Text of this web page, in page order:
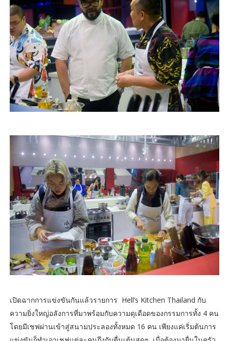
เปิดฉากการแข่งขันกันแล้วรายการ Hell’s Kitchen Thailand กับ
ความยิ่งใหญ่อลังการที่มาพร้อมกับความดุเดือดของกรรมการทั้ง 4 คน
โดยมีเชฟผ่านเข้าสู่สนามประลองทั้งหมด 16 คน เพียงแค่เริ่มต้นการ